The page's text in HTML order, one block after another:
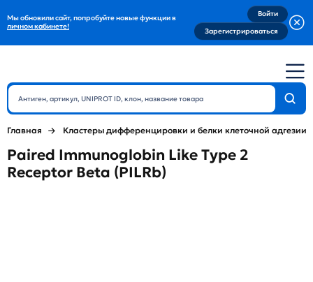
Мы обновили сайт, попробуйте новые функции в
личном кабинете!
Войти
Зарегистрироваться
Главная Кластеры дифференцировки и белки клеточной адгезии
Paired Immunoglobin Like Type 2
Receptor Beta (PILRb)